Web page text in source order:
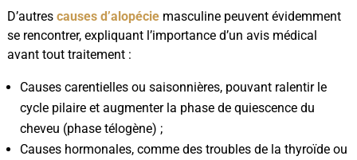
D’autres causes d’alopéciemasculine peuvent évidemment
se rencontrer, expliquant l’importance d’un avis médical
avant tout traitement :
Causes carentielles ou saisonnières, pouvant ralentir le
cycle pilaire et augmenter la phase de quiescence du
cheveu (phase télogène) ;
Causes hormonales, comme des troubles de la thyroïde ou